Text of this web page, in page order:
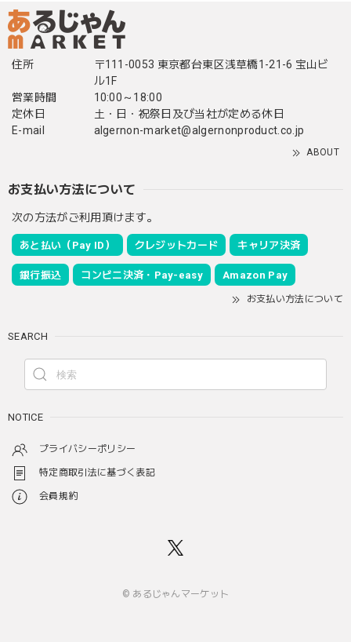
住所
〒111-0053 東京都台東区浅草橋1-21-6 宝山ビ
ル1F
営業時間
10:00～18:00
定休日
土・日・祝祭日及び当社が定める休日
E-mail
algernon-market@algernonproduct.co.jp
ABOUT
お支払い方法について
次の方法がご利用頂けます。
あと払い（Pay ID） クレジットカード キャリア決済
銀行振込 コンビニ決済・Pay-easy Amazon Pay
お支払い方法について
SEARCH
NOTICE
プライバシーポリシー
特定商取引法に基づく表記
会員規約
© あるじゃんマーケット